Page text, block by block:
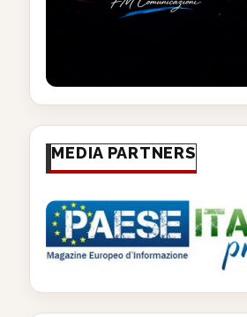
MEDIA PARTNERS